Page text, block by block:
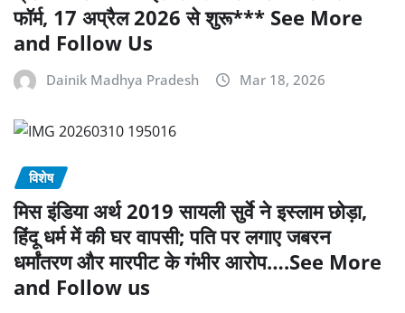
फॉर्म, 17 अप्रैल 2026 से शुरू*** See More
and Follow Us
Dainik Madhya Pradesh Mar 18, 2026
विशेष
मिस इंडिया अर्थ 2019 सायली सुर्वे ने इस्लाम छोड़ा,
हिंदू धर्म में की घर वापसी; पति पर लगाए जबरन
धर्मांतरण और मारपीट के गंभीर आरोप….See More
and Follow us